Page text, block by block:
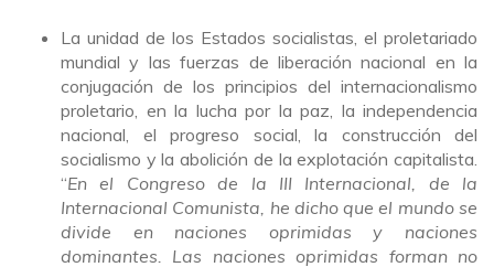
La unidad de los Estados socialistas, el proletariado
mundial y las fuerzas de liberación nacional en la
conjugación de los principios del internacionalismo
proletario, en la lucha por la paz, la independencia
nacional, el progreso social, la construcción del
socialismo y la abolición de la explotación capitalista.
“En el Congreso de la III Internacional, de la
Internacional Comunista, he dicho que el mundo se
divide en naciones oprimidas y naciones
dominantes. Las naciones oprimidas forman no